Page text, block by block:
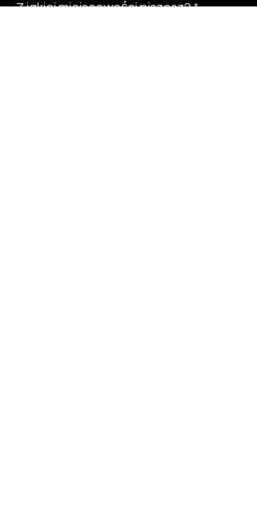
Z jakiej miejscowości piszesz?